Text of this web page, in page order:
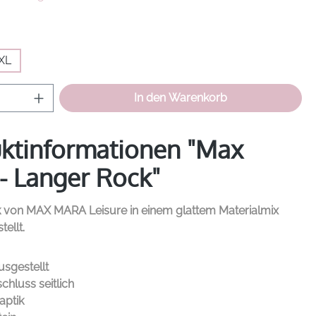
Anzahl: Gib den gewünschten Wert
In den Warenkorb
"Max
Langer Rock"
von MAX MARA Leisure in einem glattem Materialmix
seitlich